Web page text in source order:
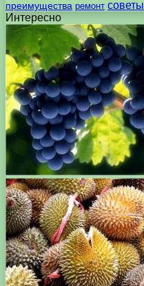
преимущества ремонт советы
Интересно